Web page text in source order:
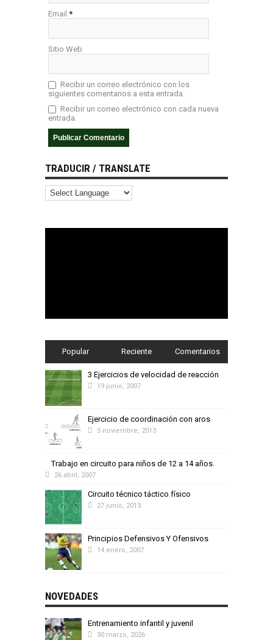
Email *
Sitio Web
Recibir un correo electrónico con los
siguientes comentarios a esta entrada.
Recibir un correo electrónico con cada nueva
entrada.
TRADUCIR / TRANSLATE
Popular Reciente Comentarios
3 Ejercicios de velocidad de reacción
19 junio, 2007
Ejercicio de coordinación con aros
5 noviembre, 2013
Trabajo en circuito para niños de 12 a 14 años.
26 abril, 2007
Circuito técnico táctico físico
27 junio, 2013
Principios Defensivos Y Ofensivos
14 enero, 2007
NOVEDADES
Entrenamiento infantil y juvenil
30 marzo, 2026